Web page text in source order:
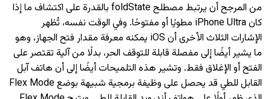
من المرجح أن يرتبط مصطلح foldState بالقدرة على اكتشاف ما إذا
كان iPhone Ultra مطويًا أو مفتوحًا. وفي الوقت نفسه، تُظهر
الإشارات الثلاث الأخرى أن iOS يمكنه معرفة مقدار فتح الجهاز، وهو
ما يشير أيضًا إلى مفصلة قابلة للتوقف الحر، بدلًا من آلية تقتصر على
الفتح أو الإغلاق فقط. وتشير هذه التلميحات أيضًا إلى أن هاتف آبل
القابل للطي قد يحصل على وظيفة برمجية شبيهة بوضع Flex Mode